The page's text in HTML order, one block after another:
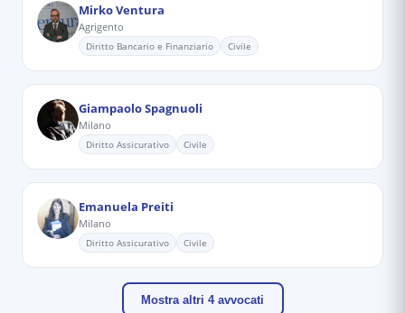
Mirko Ventura
Agrigento
Diritto Bancario e Finanziario Civile
Giampaolo Spagnuoli
Milano
Diritto Assicurativo Civile
Emanuela Preiti
Milano
Diritto Assicurativo Civile
Mostra altri 4 avvocati